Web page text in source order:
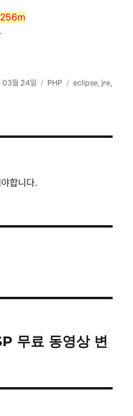
03월 24일
카
PHP
태
eclipse,jre,
합니다.
무료 동영상 변